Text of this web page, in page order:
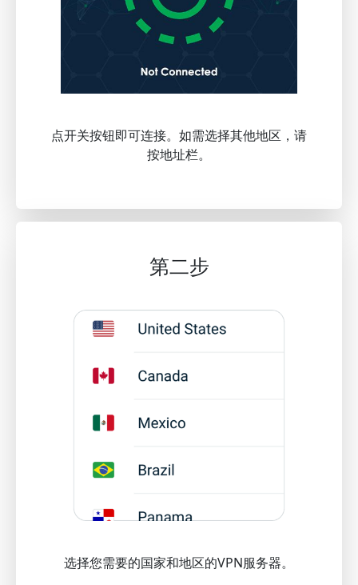
点开关按钮即可连接。如需选择其他地区，请
按地址栏。
第二步
选择您需要的国家和地区的VPN服务器。